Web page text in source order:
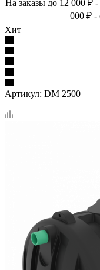
На заказы до 12 000 ₽
000 ₽ -
Хит
Артикул: DM 2500